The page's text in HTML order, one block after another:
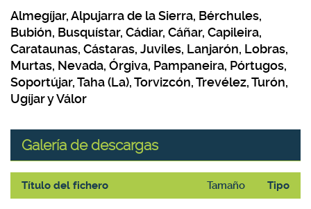
Almegíjar, Alpujarra de la Sierra, Bérchules,
Bubión, Busquístar, Cádiar, Cáñar, Capileira,
Carataunas, Cástaras, Juviles, Lanjarón, Lobras,
Murtas, Nevada, Órgiva, Pampaneira, Pórtugos,
Soportújar, Taha (La), Torvizcón, Trevélez, Turón,
Ugíjar y Válor
Galería de descargas
Título del fichero Tamaño Tipo